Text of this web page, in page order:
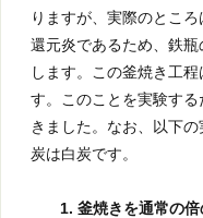
りますが、実際のとこ
還元炎であるため、鉄
します。この釜焼き工
す。このことを実験す
きました。なお、以下
炭は白炭です。
釜焼きを通常の